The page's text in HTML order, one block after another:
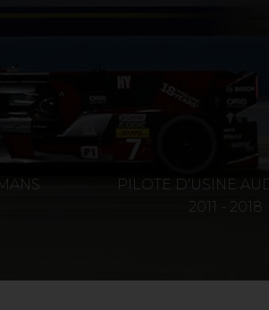
PILOTE D'USINE
2011 - 2018